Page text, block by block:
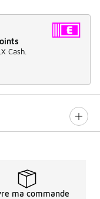
Cash.
ma commande